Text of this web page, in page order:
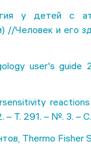
у детей с
//Человек и его
user's guide
– Т. 291. – №. 3. –
Thermo Fisher